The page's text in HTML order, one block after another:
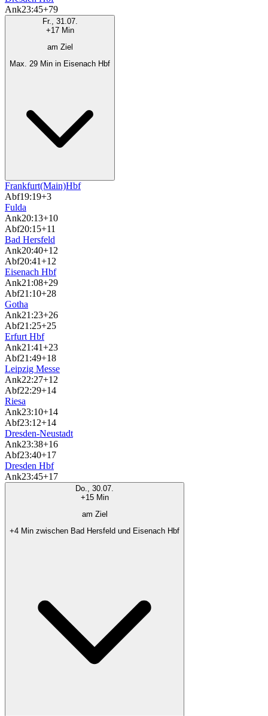
Ank23:45+79
Fr., 31.07.
+17 Min
am Ziel
Max. 29 Min in Eisenach Hbf
Frankfurt(Main)Hbf
Abf19:19+3
Fulda
Ank20:13+10
Abf20:15+11
Bad Hersfeld
Ank20:40+12
Abf20:41+12
Eisenach Hbf
Ank21:08+29
Abf21:10+28
Gotha
Ank21:23+26
Abf21:25+25
Erfurt Hbf
Ank21:41+23
Abf21:49+18
Leipzig Messe
Ank22:27+12
Abf22:29+14
Riesa
Ank23:10+14
Abf23:12+14
Dresden-Neustadt
Ank23:38+16
Abf23:40+17
Dresden Hbf
Ank23:45+17
Do., 30.07.
+15 Min
am Ziel
+4 Min zwischen Bad Hersfeld und Eisenach Hbf